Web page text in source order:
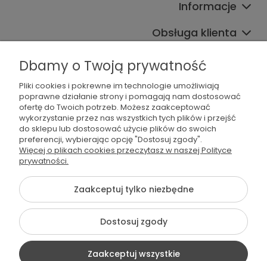
Informacje
Obsługa klienta
Współpraca
536 042 061
Szablon Flex byEcommercy
Dbamy o Twoją prywatność
Pliki cookies i pokrewne im technologie umożliwiają
poprawne działanie strony i pomagają nam dostosować
ofertę do Twoich potrzeb. Możesz zaakceptować
wykorzystanie przez nas wszystkich tych plików i przejść
do sklepu lub dostosować użycie plików do swoich
preferencji, wybierając opcję "Dostosuj zgody".
Więcej o plikach cookies przeczytasz w naszej Polityce
prywatności.
Zaakceptuj tylko niezbędne
Dostosuj zgody
Zaakceptuj wszystkie